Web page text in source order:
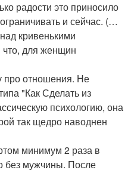
радости это приносило
и сейчас. (…
кривенькими
для женщин
про отношения. Не
"Как Сделать из
психологию, она
так щедро наводнен
минимум 2 раза в
без мужчины. После